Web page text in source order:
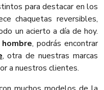
para destacar en los
chaquetas reversibles,
un acierto a día de hoy.
, podrás encontrar
, otra de nuestras marcas
a nuestros clientes.